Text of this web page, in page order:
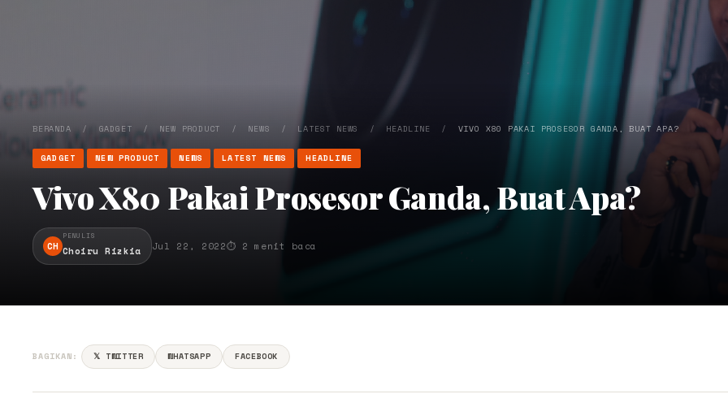
BERANDA / GADGET / NEW PRODUCT / NEWS / LATEST NEWS / HEADLINE / VIVO X80 PAKAI PROSESOR GANDA, BUAT APA?
GADGET NEW PRODUCT NEWS LATEST NEWS HEADLINE
Vivo X80 Pakai Prosesor Ganda, Buat Apa?
CH
PENULIS
Choiru Rizkia Jul 22, 2022⏱ 2 menit baca
BAGIKAN: 𝕏 TWITTER WHATSAPP FACEBOOK